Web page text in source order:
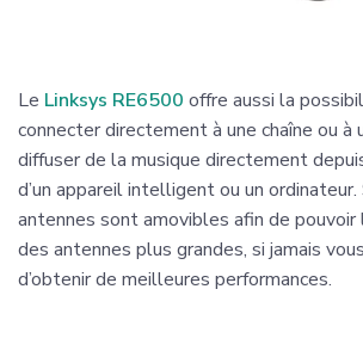
Le Linksys RE6500 offre aussi la
connecter directement à une chaîne ou à
diffuser de la musique directement
d’un appareil intelligent ou un
antennes sont amovibles afin de
des antennes plus grandes, si jamais
d’obtenir de meilleures performances.